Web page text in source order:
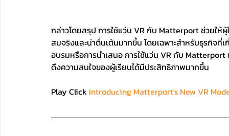
กล่าวโดยสรุป การใช้แว่น VR กับ Matterport ช่วยให้
สมจริงและน่าตื่นเต้นมากขึ้น โดยเฉพาะสำหรับธุรกิจ
อบรมหรือการนำเสนอ การใช้แว่น VR กับ
ดึงความสนใจของผู้เรียนได้มีประสิทธิภาพมากขึ้น
Play Click Introducing Matterport's New VR